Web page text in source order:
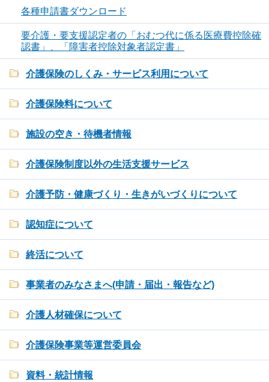
各種申請書ダウンロード
要介護・要支援認定者の「おむつ代に係る医療費控除確
認書」、「障害者控除対象者認定書」
介護保険のしくみ・サービス利用について
介護保険料について
施設の空き・待機者情報
介護保険制度以外の生活支援サービス
介護予防・健康づくり・生きがいづくりについて
認知症について
終活について
事業者のみなさまへ(申請・届出・報告など)
介護人材確保について
介護保険事業等運営委員会
資料・統計情報